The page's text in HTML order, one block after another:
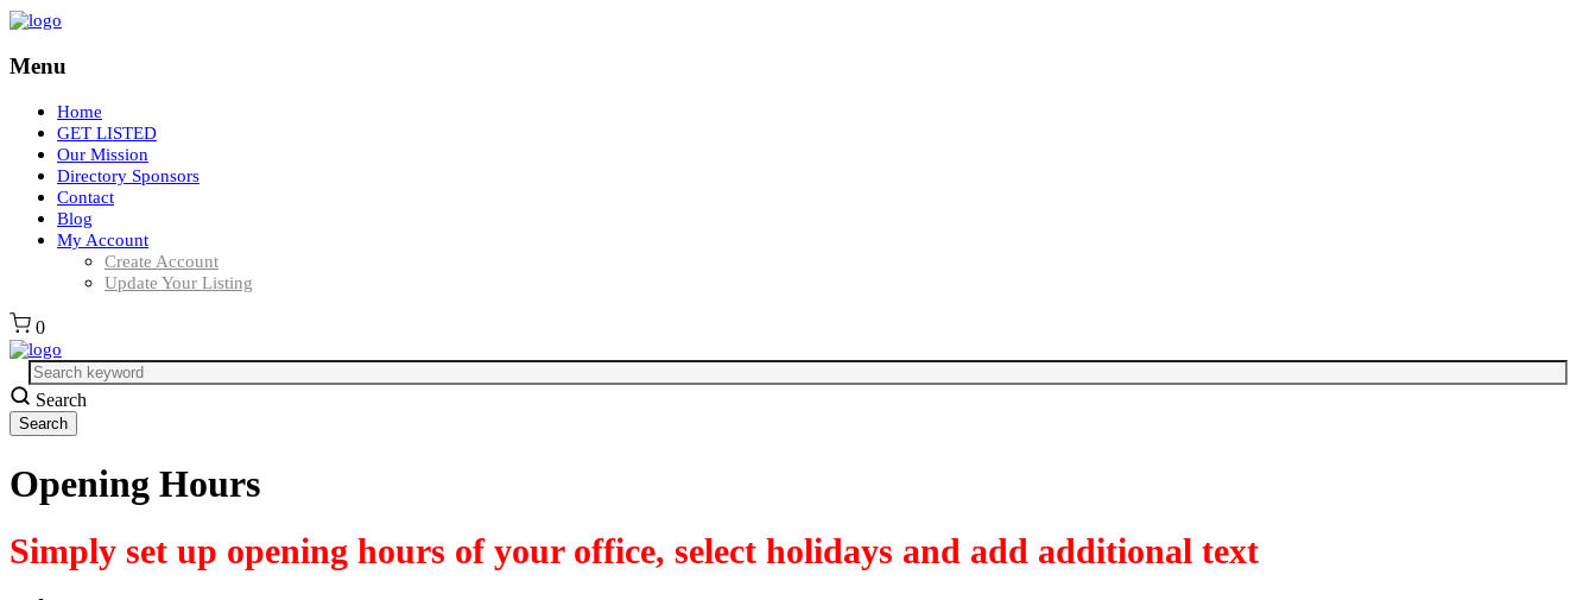
Menu
Home
GET LISTED
Our Mission
Directory Sponsors
Contact
Blog
My Account
Create Account
Update Your Listing
0
Search
Opening Hours
Simply set up opening hours of your office, select holidays and add additional text